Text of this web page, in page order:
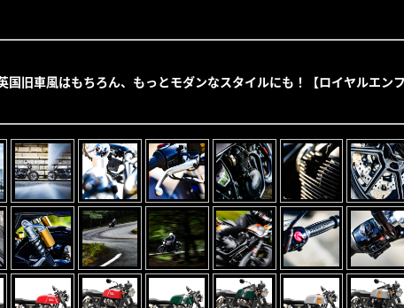
国旧車風はもちろん、もっとモダンなスタイルにも！【ロイヤルエン